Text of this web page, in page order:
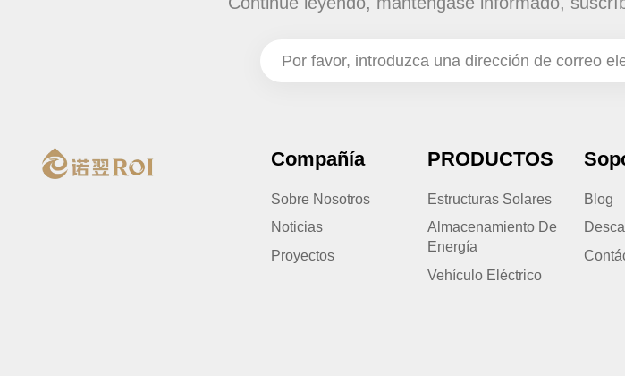
Compañía
Sobre Nosotros
Noticias
Proyectos
PRODUCTOS
Estructuras Solares
Almacenamiento De
Energía
Vehículo Eléctrico
Blog